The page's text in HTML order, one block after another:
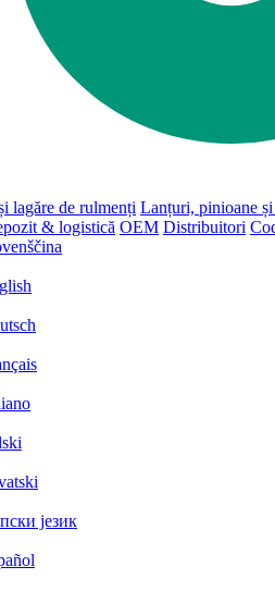
lagăre de rulmenți Lanțuri, pinioane
& logistică OEM Distribuitori